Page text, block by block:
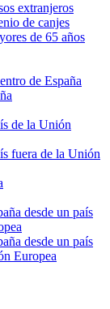
extranjeros
de canjes
de 65 años
de España
de la Unión
fuera de la Unión
desde un país
desde un país
Europea